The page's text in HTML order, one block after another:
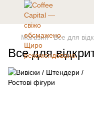
Магазин Все для
Все для